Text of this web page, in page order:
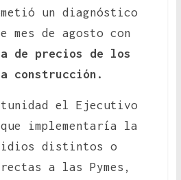
un diagnóstico
mes de agosto con
de precios de los
construcción.
el Ejecutivo
implementaría la
distintos o
a las Pymes,